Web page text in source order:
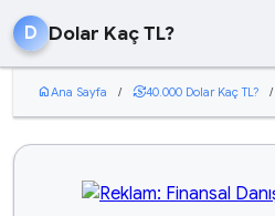
D Dolar Kaç TL?
homeAna Sayfa / currency_exchange40.000 Dolar Kaç TL? /